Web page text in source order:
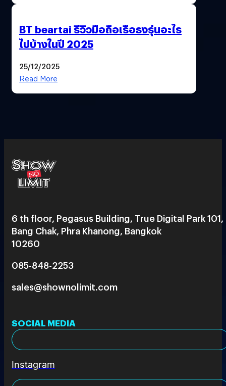
BT beartai รีวิวมือถือเรือธงรุ่นอะไร
ไปบ้างในปี 2025
25/12/2025
Read More
6 th floor, Pegasus Building, True Digital Park 101,
Bang Chak, Phra Khanong, Bangkok
10260
085-848-2253
sales@shownolimit.com
SOCIAL MEDIA
Instagram